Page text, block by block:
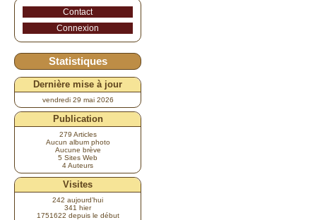
Contact
Connexion
Statistiques
Dernière mise à jour
vendredi 29 mai 2026
Publication
279 Articles
Aucun album photo
Aucune brève
5 Sites Web
4 Auteurs
Visites
242 aujourd’hui
341 hier
1751622 depuis le début